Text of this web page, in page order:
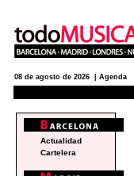
08 de agosto de 2026 | Agenda
Actualidad
Cartelera